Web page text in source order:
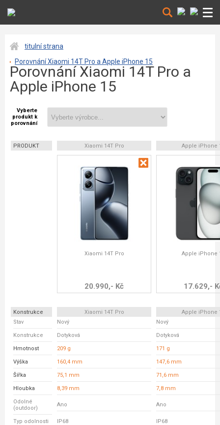
titulní strana
Porovnání Xiaomi 14T Pro a Apple iPhone 15
Porovnání Xiaomi 14T Pro a
Apple iPhone 15
Vyberte
produkt k
porovnání
PRODUKT Xiaomi 14T Pro Apple iPhone
Xiaomi 14T Pro
20.990,- Kč
Apple iPhone
17.629,-
Konstrukce Xiaomi 14T Pro
Apple iPhone
Stav
Nový Nový
Konstrukce Dotyková Dotyková
Hmotnost 209 g 171 g
Výška 160,4 mm 147,6 mm
Šířka 75,1 mm 71,6 mm
Hloubka 8,39 mm 7,8 mm
Odolné
(outdoor)
Ano Ano
Typ odolnosti IP68 IP68